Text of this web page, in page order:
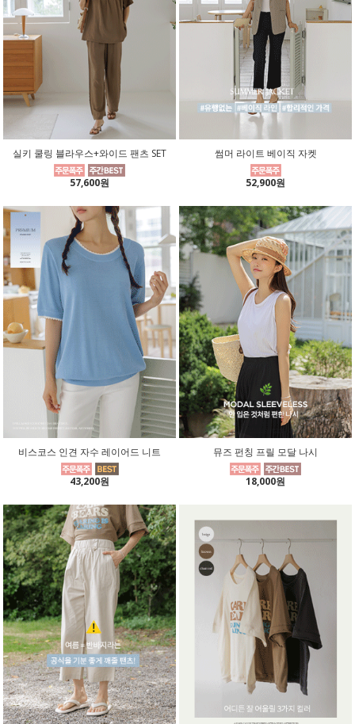
실키 쿨링 블라우스+와이드 팬츠 SET
57,600원
썸머 라이트 베이직 자켓
52,900원
비스코스 인견 자수 레이어드 니트
43,200원
뮤즈 펀칭 프릴 모달 나시
18,000원